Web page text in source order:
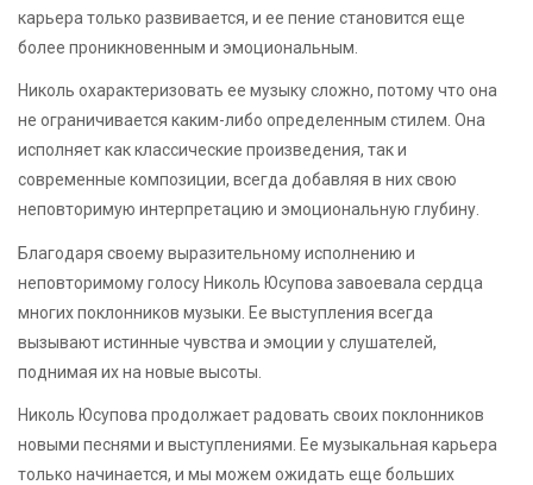
карьера только развивается, и ее пение становится еще
более проникновенным и эмоциональным.
Николь охарактеризовать ее музыку сложно, потому что она
не ограничивается каким-либо определенным стилем. Она
исполняет как классические произведения, так и
современные композиции, всегда добавляя в них свою
неповторимую интерпретацию и эмоциональную глубину.
Благодаря своему выразительному исполнению и
неповторимому голосу Николь Юсупова завоевала сердца
многих поклонников музыки. Ее выступления всегда
вызывают истинные чувства и эмоции у слушателей,
поднимая их на новые высоты.
Николь Юсупова продолжает радовать своих поклонников
новыми песнями и выступлениями. Ее музыкальная карьера
только начинается, и мы можем ожидать еще больших